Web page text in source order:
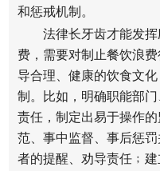
和惩戒机制。
法律长牙齿才能发
费，需要对制止餐饮浪
导合理、健康的饮食文
制。比如，明确职能部
责任，制定出易于操作
范、事中监督、事后惩
者的提醒、劝导责任﹔